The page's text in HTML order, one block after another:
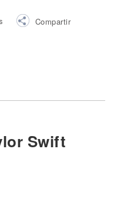
Compartir
Swift